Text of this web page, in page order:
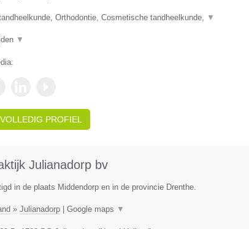
Orthodontie, Cosmetische tandheelkunde, ▼
▼
PROFIEL
Julianadorp bv
in de plaats Middendorp en in de provincie Drenthe.
» Julianadorp| Google maps ▼